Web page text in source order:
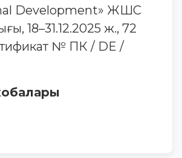
Development» ЖШС
18–31.12.2025 ж., 72
№ ПК / DE /